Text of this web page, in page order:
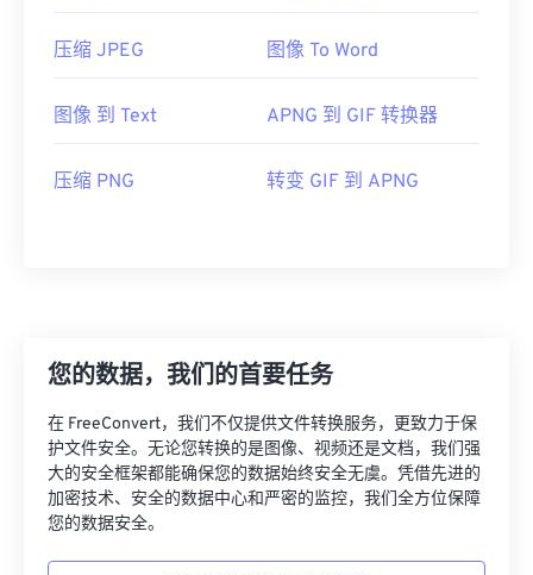
压缩 JPEG 图像 To Word
图像 到 Text APNG 到 GIF 转换器
压缩 PNG 转变 GIF 到 APNG
您的数据，我们的首要任务
在 FreeConvert，我们不仅提供文件转换服务，更致力于保
护文件安全。无论您转换的是图像、视频还是文档，我们强
大的安全框架都能确保您的数据始终安全无虞。凭借先进的
加密技术、安全的数据中心和严密的监控，我们全方位保障
您的数据安全。